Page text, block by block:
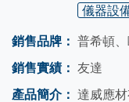
儀器設
銷售品牌： 普希頓
銷售實績： 友達
產品簡介： 達威應